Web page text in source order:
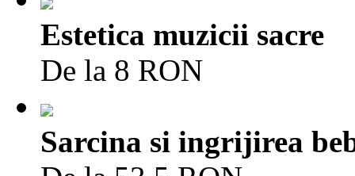
Estetica muzicii sacre
De la 8 RON
Sarcina si ingrijirea